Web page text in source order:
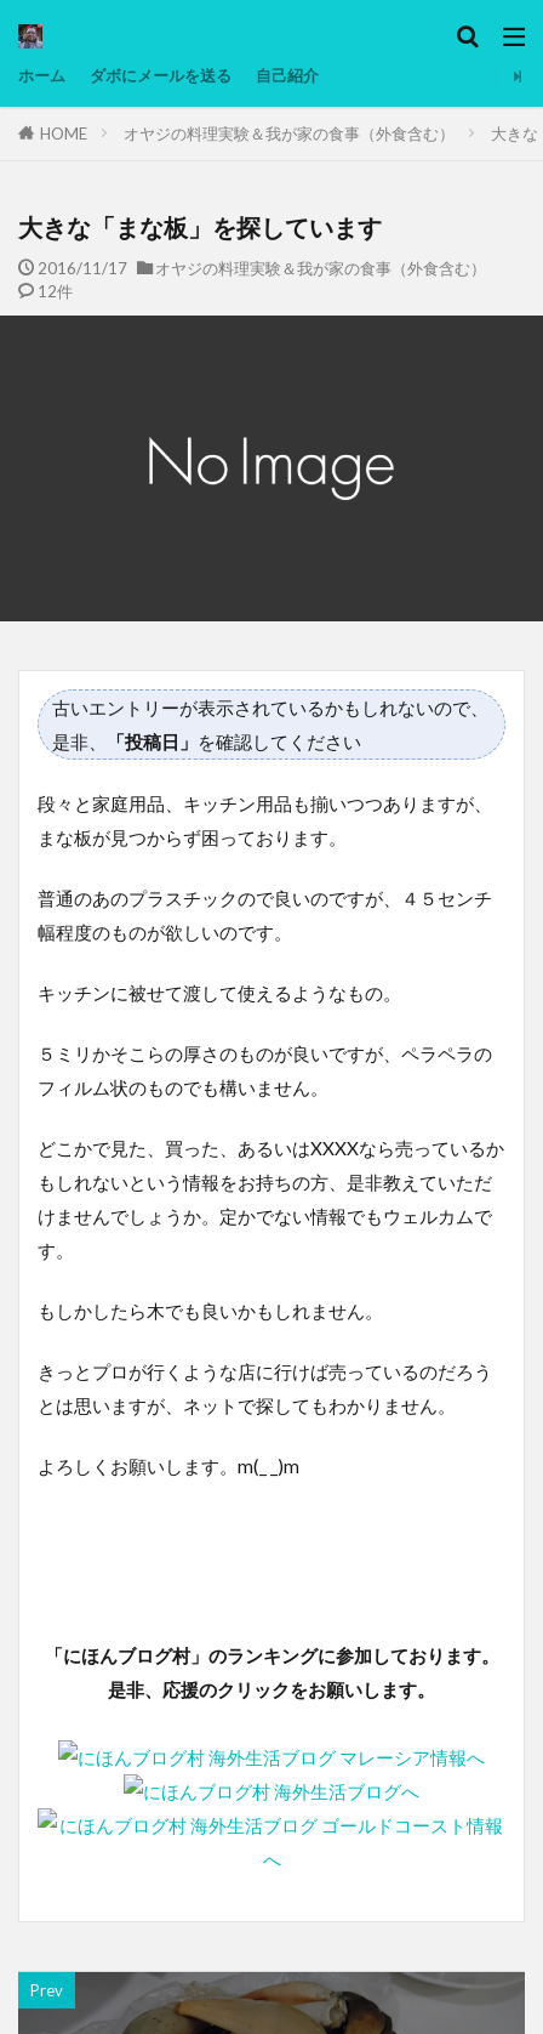
ホーム ダボにメールを送る 自己紹介
HOME オヤジの料理実験＆我が家の食事（外食含む） 大きな
大きな「まな板」を探しています
2016/11/17
オヤジの料理実験＆我が家の食事（外食含む）
12件
古いエントリーが表示されているかもしれないので、
是非、
「投稿日」 を確認してください
段々と家庭用品、キッチン用品も揃いつつありますが、
まな板が見つからず困っております。
普通のあのプラスチックので良いのですが、４５センチ
幅程度のものが欲しいのです。
キッチンに被せて渡して使えるようなもの。
５ミリかそこらの厚さのものが良いですが、ペラペラの
フィルム状のものでも構いません。
どこかで見た、買った、あるいはXXXXなら売っているか
もしれないという情報をお持ちの方、是非教えていただ
けませんでしょうか。定かでない情報でもウェルカムで
す。
もしかしたら木でも良いかもしれません。
きっとプロが行くような店に行けば売っているのだろう
とは思いますが、ネットで探してもわかりません。
よろしくお願いします。m(_ _)m
「にほんブログ村」のランキングに参加しております。
是非、応援のクリックをお願いします。
Prev
タグ
マレーシア動画
ヨーグルト